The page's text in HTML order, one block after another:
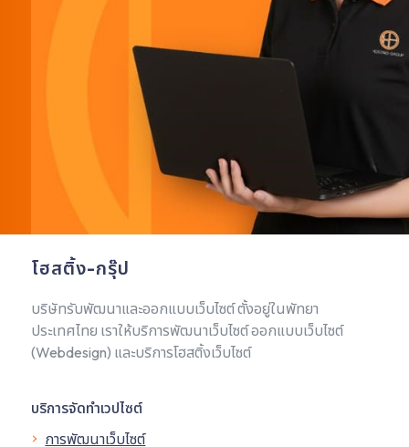
โฮสติ้ง-กรุ๊ป
บริษัทรับพัฒนาและออกแบบเว็บไซต์ ตั้งอยู่ในพัทยา
ประเทศไทย เราให้บริการพัฒนาเว็บไซต์ ออกแบบเว็บไซต์
(Webdesign) และบริการโฮสติ้งเว็บไซต์
บริการจัดทำเวปไซต์
การพัฒนาเว็บไซต์